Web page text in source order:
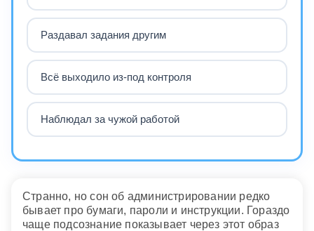
Раздавал задания другим
Всё выходило из-под контроля
Наблюдал за чужой работой
Странно, но сон об администрировании редко
бывает про бумаги, пароли и инструкции. Гораздо
чаще подсознание показывает через этот образ